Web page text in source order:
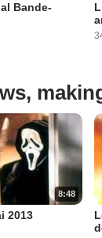
Bande-
8:48
2013